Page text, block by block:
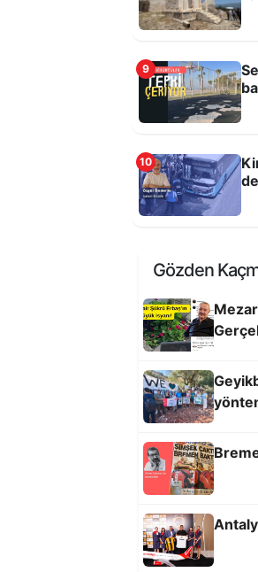
Kentte zamanı
tembelliği!
9
10
Gözden
mısınız